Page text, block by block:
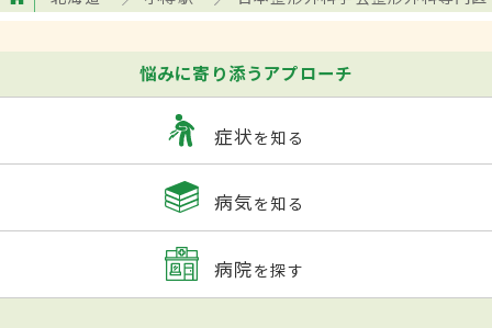
悩みに寄り添うアプローチ
症状を知る
病気を知る
病院を探す